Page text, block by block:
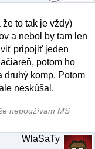
to tak je vždy)
a nebol by tam len
pripojiť jeden
potom ho
komp. Potom
neskúšal.
nepoužívam MS
WlaSaTy